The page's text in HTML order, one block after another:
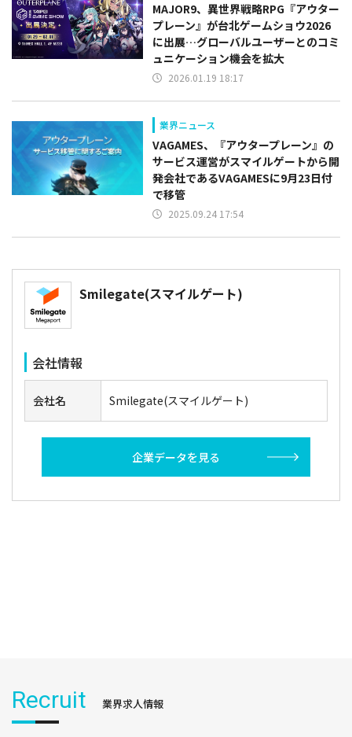
MAJOR9、異世界戦略RPG『アウター
プレーン』が台北ゲームショウ2026
に出展…グローバルユーザーとのコミ
ュニケーション機会を拡大
2026.01.19 18:17
業界ニュース
VAGAMES、『アウタープレーン』の
サービス運営がスマイルゲートから開
発会社であるVAGAMESに9月23日付
で移管
2025.09.24 17:54
Smilegate(スマイルゲート)
会社情報
会社名 Smilegate(スマイルゲート)
企業データを見る
Recruit 業界求人情報